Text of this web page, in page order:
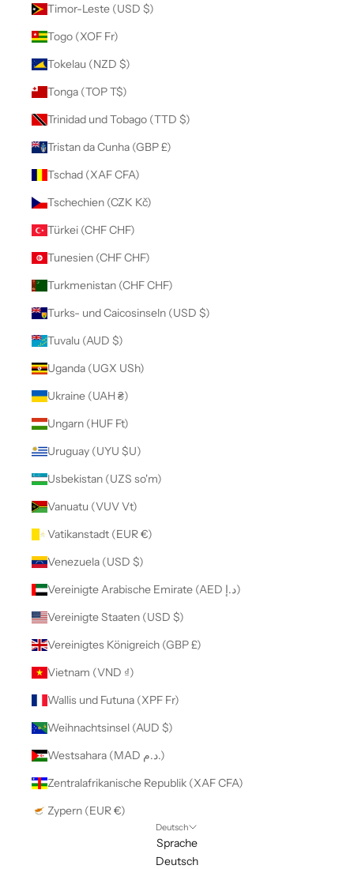
Timor-Leste (USD $)
Togo (XOF Fr)
Tokelau (NZD $)
Tonga (TOP T$)
Trinidad und Tobago (TTD $)
Tristan da Cunha (GBP £)
Tschad (XAF CFA)
Tschechien (CZK Kč)
Türkei (CHF CHF)
Tunesien (CHF CHF)
Turkmenistan (CHF CHF)
Turks- und Caicosinseln (USD $)
Tuvalu (AUD $)
Uganda (UGX USh)
Ukraine (UAH ₴)
Ungarn (HUF Ft)
Uruguay (UYU $U)
Usbekistan (UZS so'm)
Vanuatu (VUV Vt)
Vatikanstadt (EUR €)
Venezuela (USD $)
Vereinigte Arabische Emirate (AED د.إ)
Vereinigte Staaten (USD $)
Vereinigtes Königreich (GBP £)
Vietnam (VND ₫)
Wallis und Futuna (XPF Fr)
Weihnachtsinsel (AUD $)
Westsahara (MAD د.م.)
Zentralafrikanische Republik (XAF CFA)
Zypern (EUR €)
Deutsch
Sprache
Deutsch